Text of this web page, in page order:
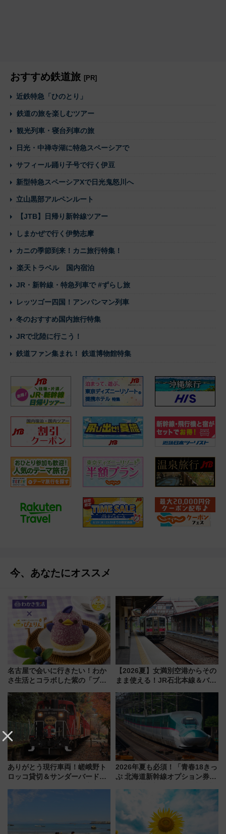
おすすめ鉄道旅 [PR]
近鉄特急「ひのとり」
鉄道の旅を楽しむツアー
観光列車・寝台列車の旅
日光・中禅寺湖に特急スペーシアで
サフィール踊り子号で行く伊豆
新型特急スペーシアXで日光鬼怒川へ
立山黒部アルペンルート
【JTB】日帰り新幹線ツアー
しまかぜで行く伊勢志摩
カニの季節到来！カニ旅行特集！
楽天トラベル 国内宿泊
JR・新幹線・特急列車で #ずらし旅
レッツゴー四国！アンパンマン列車
冬のおすすめ国内旅行特集
JRで北陸に行こう！
鉄道ファン集まれ！ 鉄道博物館特集
今、あなたにオススメ
名古屋で会いに行きたい！わか
さ生活とコラボした紫の「ブル
【2026夏】女満別空港からその
まま使える！JR石北本線＆バス
ーパス」でおトクに道東観光
（8/3発売）
ありがとう現行車両！嵯峨野ト
ロッコ貸切＆サンダーバードレ
斉藤雪乃＆福原トシヒロと行
2026年夏も必須！「青春18きっ
ぷ 北海道新幹線オプション券」
の罠